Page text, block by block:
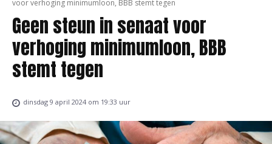
voor verhoging minimumloon, BBB stemt tegen
Geen steun in senaat voor
verhoging minimumloon, BBB
stemt tegen
dinsdag 9 april 2024 om 19:33 uur